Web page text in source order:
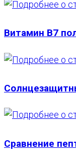
Витамин В7
Сравнение